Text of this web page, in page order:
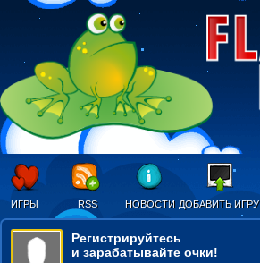
ИГРЫ RSS НОВОСТИ ДОБАВИТЬ ИГРУ
Регистрируйтесь
и зарабатывайте очки!